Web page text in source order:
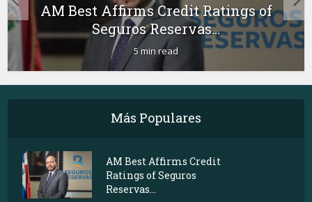
AM Best Affirms Credit Ratings of
Seguros Reservas...
5 min read
Más Populares
AM Best Affirms Credit
Ratings of Seguros
Reservas...